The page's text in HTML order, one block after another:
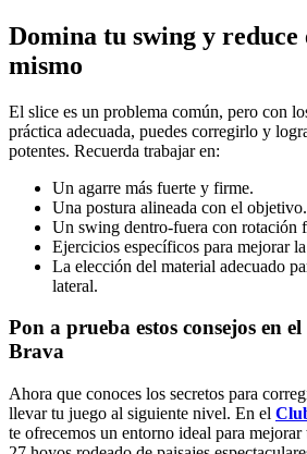
Domina tu swing y reduce
mismo
El slice es un problema común, pero con
práctica adecuada, puedes corregirlo y
potentes. Recuerda trabajar en:
Un agarre más fuerte y firme.
Una postura alineada con el objetivo.
Un swing dentro-fuera con rotación
Ejercicios específicos para mejorar
La elección del material adecuado
lateral.
Pon a prueba estos consejos en
Brava
Ahora que conoces los secretos para
llevar tu juego al siguiente nivel. En el
te ofrecemos un entorno ideal para